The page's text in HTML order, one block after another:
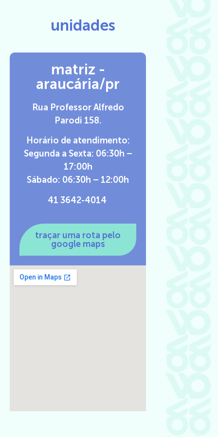
unidades
matriz -
araucária/pr
Rua Professor Alfredo
Parodi 158.
Horário de atendimento:
Segunda a Sexta: 06:30h –
17:00h
Sábado: 06:30h – 12:00h
41 3642-4014
traçar uma rota pelo
google maps